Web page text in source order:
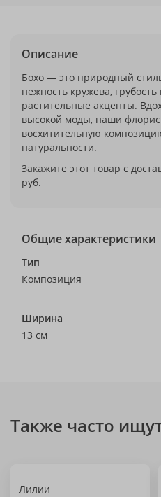
Описание
Бохо — это природный
нежность кружева,
растительные акценты.
высокой моды, наши
восхитительную
натуральности.
Закажите этот товар с
руб.
Общие характеристики
Тип
Композиция
Ширина
13 см
Также часто
Лилии